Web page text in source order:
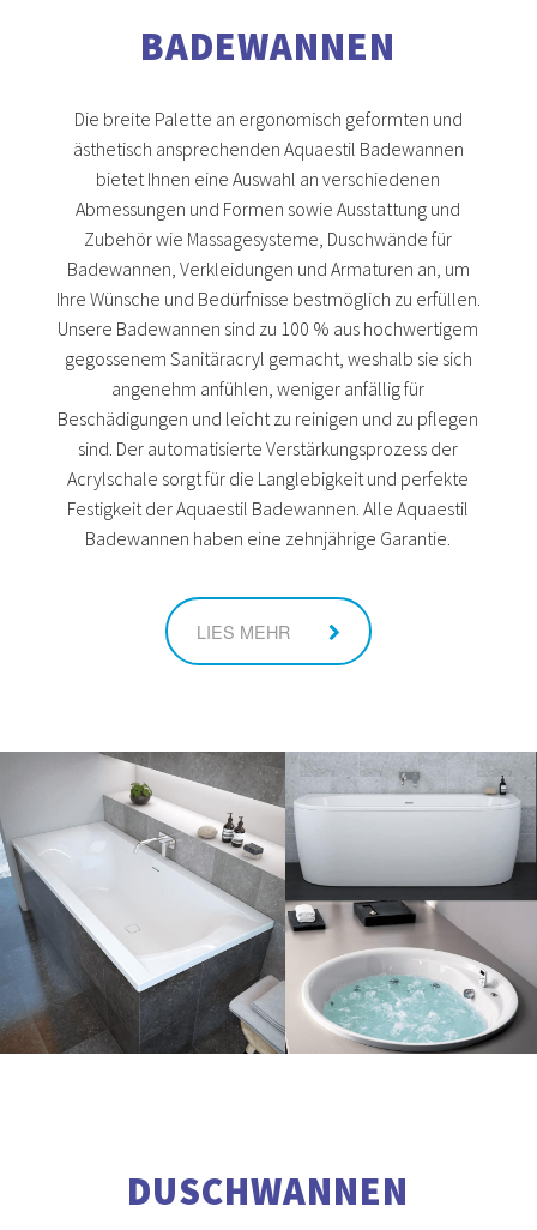
BADEWANNEN
Die breite Palette an ergonomisch geformten und
ästhetisch ansprechenden Aquaestil Badewannen
bietet Ihnen eine Auswahl an verschiedenen
Abmessungen und Formen sowie Ausstattung und
Zubehör wie Massagesysteme, Duschwände für
Badewannen, Verkleidungen und Armaturen an, um
Ihre Wünsche und Bedürfnisse bestmöglich zu erfüllen.
Unsere Badewannen sind zu 100 % aus hochwertigem
gegossenem Sanitäracryl gemacht, weshalb sie sich
angenehm anfühlen, weniger anfällig für
Beschädigungen und leicht zu reinigen und zu pflegen
sind. Der automatisierte Verstärkungsprozess der
Acrylschale sorgt für die Langlebigkeit und perfekte
Festigkeit der Aquaestil Badewannen. Alle Aquaestil
Badewannen haben eine zehnjährige Garantie.
LIES MEHR
DUSCHWANNEN